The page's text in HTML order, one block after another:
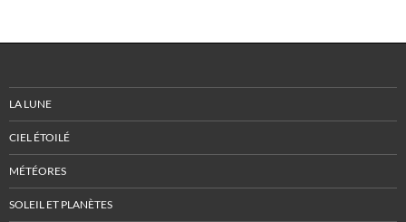
LA LUNE
CIEL ÉTOILÉ
MÉTÉORES
SOLEIL ET PLANÈTES